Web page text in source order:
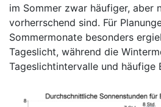
im Sommer zwar häufiger, aber
vorherrschend sind. Für
Sommermonate besonders
Tageslicht, während die
Tageslichtintervalle und häufige